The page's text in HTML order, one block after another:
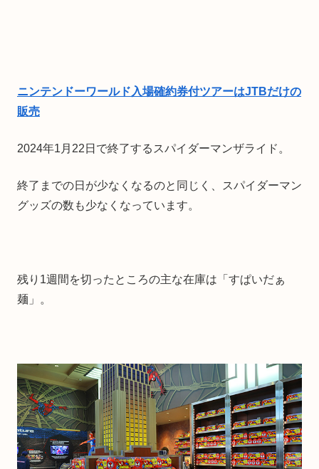
ニンテンドーワールド入場確約券付ツアーはJTBだけの
販売
2024年1月22日で終了するスパイダーマンザライド。
終了までの日が少なくなるのと同じく、スパイダーマン
グッズの数も少なくなっています。
残り1週間を切ったところの主な在庫は「すぱいだぁ
麺」。